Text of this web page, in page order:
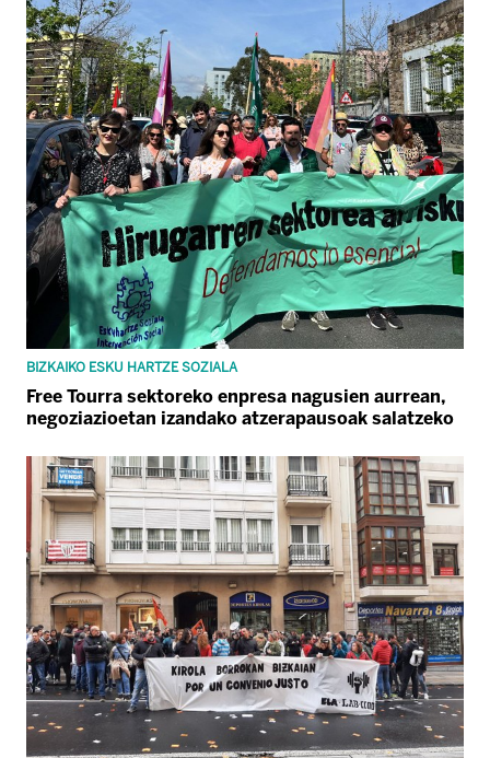
BIZKAIKO ESKU HARTZE SOZIALA
Free Tourra sektoreko enpresa nagusien aurrean,
negoziazioetan izandako atzerapausoak salatzeko